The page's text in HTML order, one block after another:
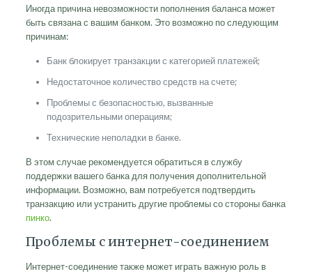
Иногда причина невозможности пополнения баланса может
быть связана с вашим банком. Это возможно по следующим
причинам:
Банк блокирует транзакции с категорией платежей;
Недостаточное количество средств на счете;
Проблемы с безопасностью, вызванные
подозрительными операциям;
Технические неполадки в банке.
В этом случае рекомендуется обратиться в службу
поддержки вашего банка для получения дополнительной
информации. Возможно, вам потребуется подтвердить
транзакцию или устранить другие проблемы со стороны банка
пинко.
Проблемы с интернет-соединением
Интернет-соединение также может играть важную роль в